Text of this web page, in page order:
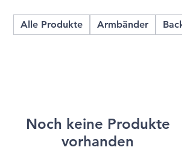
Alle Produkte Armbänder
Noch keine Produkte
vorhanden